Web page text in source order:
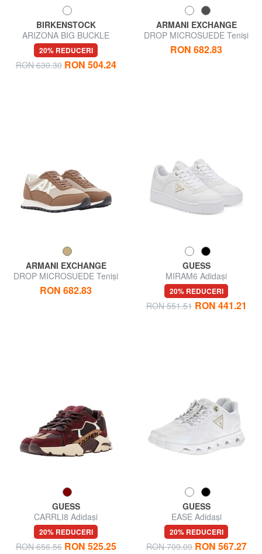
BIRKENSTOCK
ARIZONA BIG BUCKLE
Sandale papuci
20% REDUCERI
RON 630.30 RON 504.24
ARMANI EXCHANGE
DROP MICROSUEDE Teniși
cu logo contrastant
RON 682.83
ARMANI EXCHANGE
DROP MICROSUEDE Teniși
cu logo lateral
RON 682.83
GUESS
MIRAM6 Adidași
20% REDUCERI
RON 551.51 RON 441.21
GUESS
CARRLI8 Adidași
20% REDUCERI
RON 656.56 RON 525.25
GUESS
EASE Adidași
20% REDUCERI
RON 709.09 RON 567.27